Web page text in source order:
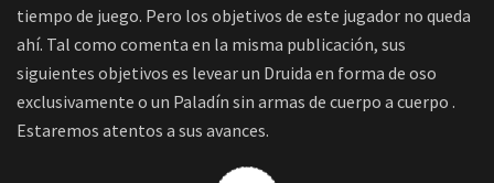
tiempo de juego. Pero los objetivos de este jugador no queda
ahí. Tal como comenta en la misma publicación, sus
siguientes objetivos es levear un Druida en forma de oso
exclusivamente o un Paladín sin armas de cuerpo a cuerpo .
Estaremos atentos a sus avances.